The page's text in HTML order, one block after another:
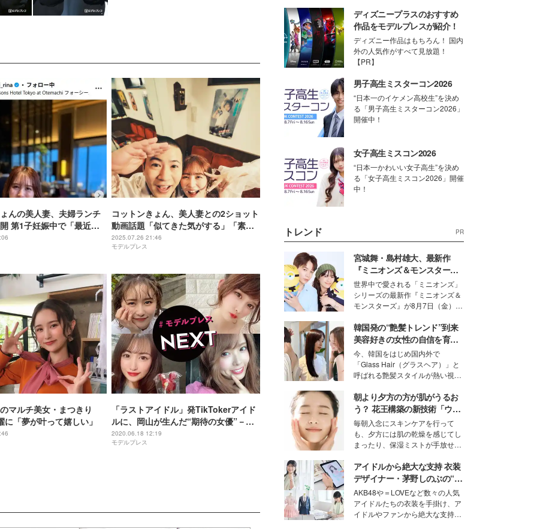
んの美人妻、夫婦ランチ
第1子妊娠中で「最近は
せてもらってます」
コットンきょん、美人妻との2ショット
動画話題「似てきた気がする」「素敵
すぎ」
2025.07.26 21:46
モデルプレス
マルチ美女・まつきり
に「夢が叶って嬉しい」
「ラストアイドル」発TikTokerアイド
ルに、岡山が生んだ“期待の女優”－今
知っておくべき注目の美女4人【モデル
プレスNEXT／vol.13】
2020.06.18 12:19
モデルプレス
ディズニープラスのおすすめ
作品をモデルプレスが紹介！
ディズニー作品はもちろん！ 国内
外の人気作がすべて見放題！
【PR】
男子高生ミスターコン2026
“日本一のイケメン高校生”を決め
る「男子高生ミスターコン2026」
開催中！
女子高生ミスコン2026
“日本一かわいい女子高生”を決め
る「女子高生ミスコン2026」開催
中！
トレンド PR
宮城舞・島村雄大、最新作
『ミニオンズ＆モンスター
ズ』の魅力熱弁 ハチャメチャ
だけじゃない“友情と絆”に感
動
世界中で愛される「ミニオンズ」
シリーズの最新作『ミニオンズ＆
モンスターズ』が8月7日（金）に
ニオン好き”という共通点を持つモ
デルの宮城舞と島村雄大の特別対
談をお届け！それぞれの視点か
ら、今作ならではの魅力や予想外
の感動をもたらす奥深いストーリ
ーについて熱く語り合ってもらっ
た。
韓国発の“艶髪トレンド”到来
美容好きの女性の自信を育む
「ヘアケア事情」って？
今、韓国をはじめ国内外で
「Glass Hair（グラスヘア）」と
呼ばれる艶髪スタイルが熱い視線
ションの完成度を高めるベースと
して、“髪そのものの美しさ”に改
めて注目する人が増えている様
子。今回は、そんな憧れの艶やか
な髪を日常で叶える、美容好きの
女性たちのヘアケア事情を紹介し
ます。
朝より夕方の方が肌がうるお
う？ 花王構築の新技術「ウォ
ーターキャプチャリングスキ
ン（捕水肌）」がスキンケア
の常識を変える予感
毎朝入念にスキンケアを行って
も、夕方には肌の乾燥を感じてし
まったり、保湿ミストが手放せな
な美容の常識を大きく変える可能
性を秘めた、革新的な「Water
Capturing Skin（ウォーターキャ
プチャリングスキン：捕水肌）」
技術を、花王が構築した。
アイドルから絶大な支持 衣装
デザイナー・茅野しのぶの“可
愛い”を作る美学＜「シチズン
クロスシー」インタビュー＞
AKB48や＝LOVEなど数々の人気
アイドルたちの衣装を手掛け、ア
イドルやファンから絶大な支持を